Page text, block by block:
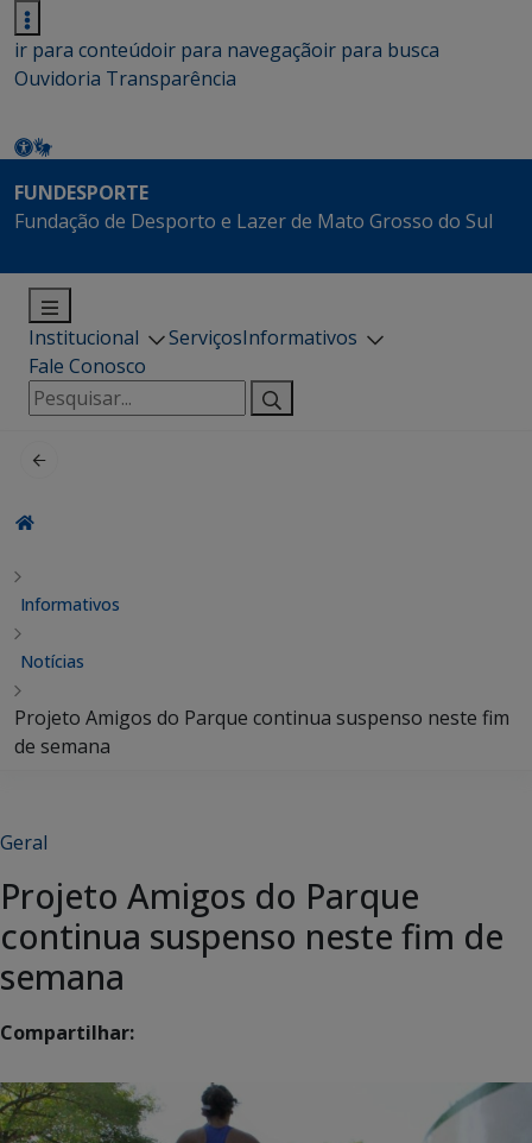
ir para conteúdoir para navegaçãoir para busca
Ouvidoria Transparência
FUNDESPORTE
Fundação de Desporto e Lazer de Mato Grosso do Sul
Institucional ServiçosInformativos
Fale Conosco
Pesquisar
por:
Informativos
Notícias
Projeto Amigos do Parque continua suspenso neste fim
de semana
Geral
Projeto Amigos do Parque
continua suspenso neste fim de
semana
Compartilhar: